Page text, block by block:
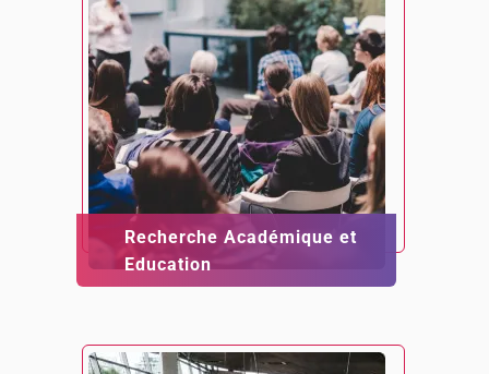
Recherche Académique et
Education‮